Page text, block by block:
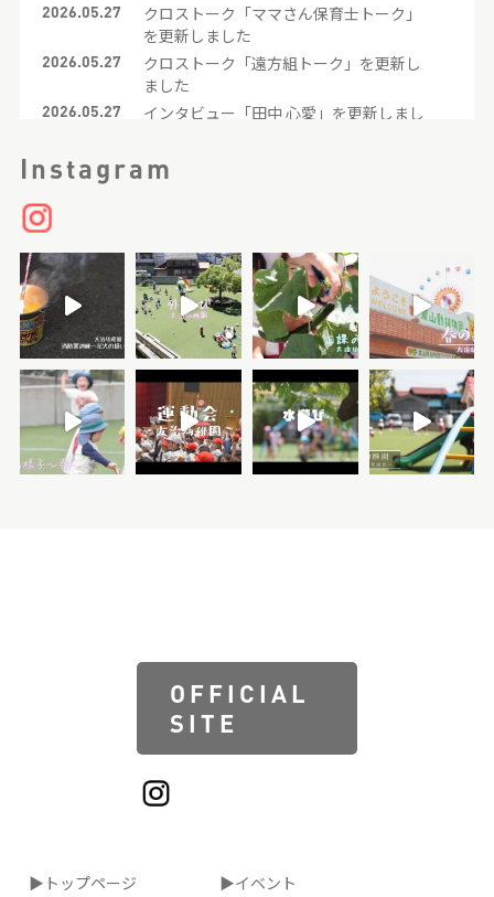
2026.05.27
クロストーク「ママさん保育士トーク」
を更新しました
2026.05.27
クロストーク「遠方組トーク」を更新し
ました
2026.05.27
インタビュー「田中 心愛」を更新しまし
2026.05.27
インタビュー「早川 由依菜」を更新しま
した
2023.07.19
2023.07.05
インタビュー「小林 里奈」を更新しまし
た
2023.07.03 インタビュー「原 知見」を更新しました
Instagram
OFFICIAL
SITE
▶トップページ ▶イベント